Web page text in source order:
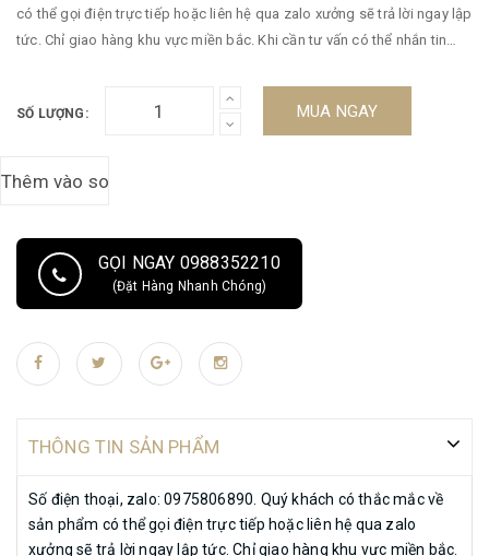
có thể gọi điện trực tiếp hoặc liên hệ qua zalo xưởng sẽ trả lời ngay lập
tức. Chỉ giao hàng khu vực miền bắc. Khi cần tư vấn có thể nhắn tin
hệ qua zalo, hoặc điện thoại để được trả lời ngay lập tức. Giao hàng
trong ngày. Cam kết hàng đúng mô tả. Đa dạng mẫu mã, màu sắc, kích
trường hiện nay. Xin vui lòng inbox Shop để được tư vấn thêm về Chế
SỐ LƯỢNG: MUA NGAY
GỌI NGAY 0988352210
(Đặt Hàng Nhanh Chóng)
THÔNG TIN SẢN PHẨM
Số điện thoại, zalo: 0975806890. Quý khách có thắc mắc về
sản phẩm có thể gọi điện trực tiếp hoặc liên hệ qua zalo
xưởng sẽ trả lời ngay lập tức. Chỉ giao hàng khu vực miền bắc.